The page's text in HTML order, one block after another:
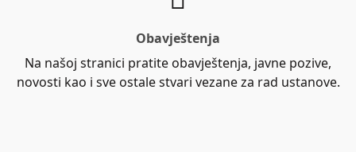
Obavještenja
Na našoj stranici pratite obavještenja, javne pozive,
novosti kao i sve ostale stvari vezane za rad ustanove.